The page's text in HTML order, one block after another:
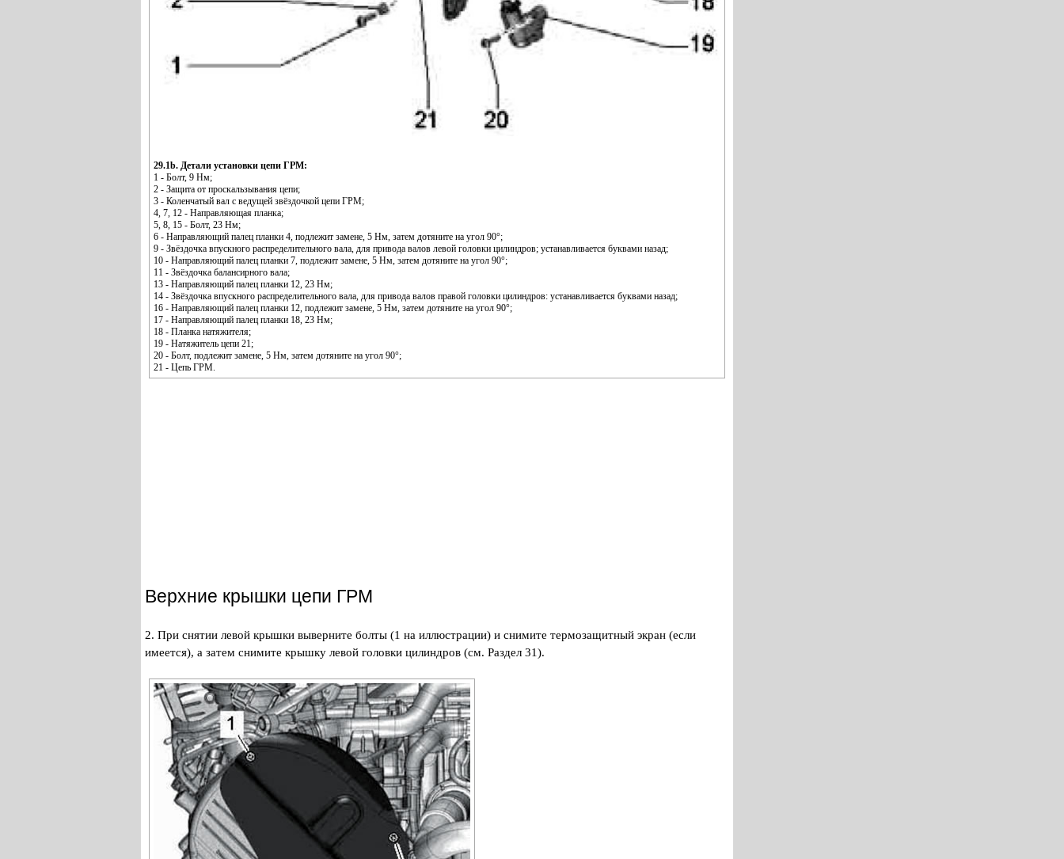
29.1b. Детали установки цепи ГРМ:
1 - Болт, 9 Нм;
2 - Защита от проскальзывания цепи;
3 - Коленчатый вал с ведущей звёздочкой цепи ГРМ;
4, 7, 12 - Направляющая планка;
5, 8, 15 - Болт, 23 Нм;
6 - Направляющий палец планки 4, подлежит замене, 5 Нм, затем дотяните на угол 90°;
9 - Звёздочка впускного распределительного вала, для привода валов левой головки цилиндров; устанавливается буквами назад;
10 - Направляющий палец планки 7, подлежит замене, 5 Нм, затем дотяните на угол 90°;
11 - Звёздочка балансирного вала;
13 - Направляющий палец планки 12, 23 Нм;
14 - Звёздочка впускного распределительного вала, для привода валов правой головки цилиндров: устанавливается буквами назад;
16 - Направляющий палец планки 12, подлежит замене, 5 Нм, затем дотяните на угол 90°;
17 - Направляющий палец планки 18, 23 Нм;
18 - Планка натяжителя;
19 - Натяжитель цепи 21;
20 - Болт, подлежит замене, 5 Нм, затем дотяните на угол 90°;
21 - Цепь ГРМ.
Верхние крышки цепи ГРМ
2. При снятии левой крышки выверните болты (1 на иллюстрации) и снимите термозащитный экран (если
имеется), а затем снимите крышку левой головки цилиндров (см. Раздел 31).